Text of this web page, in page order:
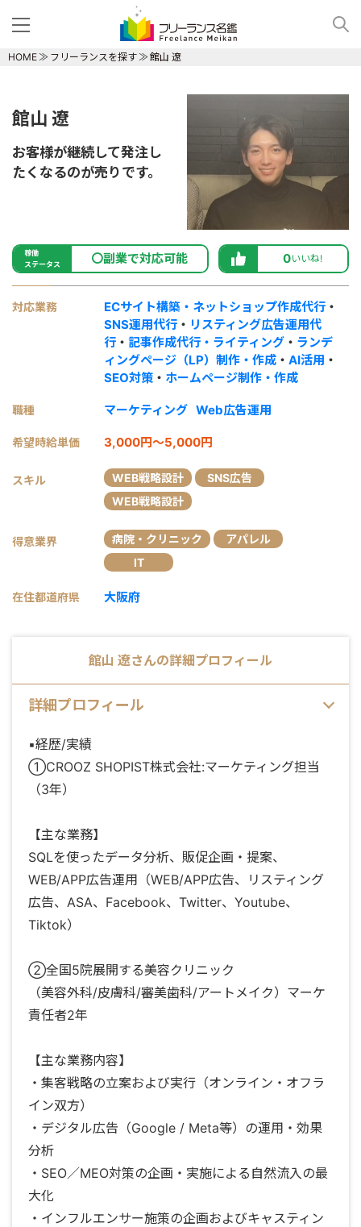
HOME フリーランスを探す 館山 遼
館山 遼
お客様が継続して発注し
たくなるのが売りです。
稼働
ステータス
〇副業で対応可能 0いいね!
対応業務 ECサイト構築・ネットショップ作成代行 ・
SNS運用代行 ・ リスティング広告運用代
行 ・ 記事作成代行・ライティング ・ ランデ
ィングページ（LP）制作・作成 ・ AI活用 ・
SEO対策 ・ ホームページ制作・作成
職種 マーケティング Web広告運用
希望時給単価 3,000円～5,000円
スキル WEB戦略設計
SNS広告
WEB戦略設計
得意業界 病院・クリニック
アパレル
IT
在住都道府県 大阪府
館山 遼さんの詳細プロフィール
詳細プロフィール
▪️経歴/実績
①CROOZ SHOPIST株式会社:マーケティング担当
（3年）
【主な業務】
SQLを使ったデータ分析、販促企画・提案、
WEB/APP広告運用（WEB/APP広告、リスティング
広告、ASA、Facebook、Twitter、Youtube、
Tiktok）
②全国5院展開する美容クリニック
（美容外科/皮膚科/審美歯科/アートメイク）マーケ
責任者2年
【主な業務内容】
・集客戦略の立案および実行（オンライン・オフラ
イン双方）
・デジタル広告（Google / Meta等）の運用・効果
分析
・SEO／MEO対策の企画・実施による自然流入の最
大化
・インフルエンサー施策の企画およびキャスティン